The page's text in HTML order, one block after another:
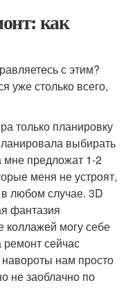
как
с этим?
уже столько всего,
только планировку
выбирать
мне предложат 1-2
меня не устроят,
в любом случае. 3D
фантазия
коллажей могу себе
ремонт сейчас
нам просто
не заоблачно по